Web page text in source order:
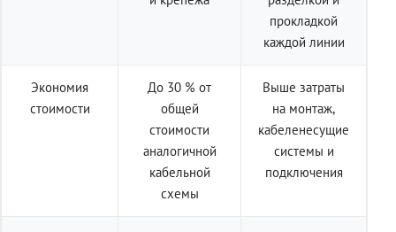
прокладкой
каждой линии
Экономия
стоимости
До 30 % от
общей
стоимости
аналогичной
кабельной
схемы
Выше затраты
на монтаж,
кабеленесущие
системы и
подключения